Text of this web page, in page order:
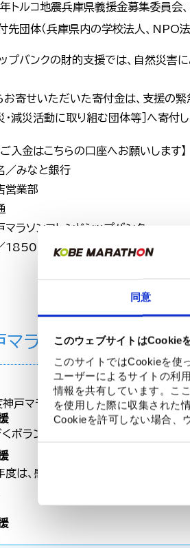
同意
このウェブサイトはCookie
このサイトではCookieを使
ユーザーによるサイトの利
情報を共有しています。こ
を使用した際に収集された
Cookieを許可しない場合、
トルコ地震兵庫県義援金募集委員会
先団体（兵庫県内の学校法人、NPO法
ップバンクの財的支援では、自然災害
お寄せいただいた寄付金は、支援の緊
・減災活動に取り組む団体等］へ寄付
ご入金はこちらの口座へお願いします】
／みなと銀行
営業部
ラソンフレンドシップバンク
1850561
マラソンフレンドシッ
戸マラソンフレンドシップバンク実
くボランタリーネット」への登録 新
は、感染症対策の為、大会当日、ラ